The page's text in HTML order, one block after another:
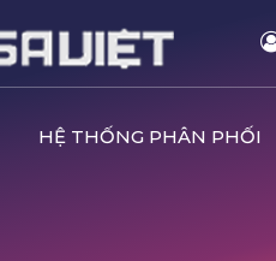
HỆ THỐNG PHÂN PHỐI